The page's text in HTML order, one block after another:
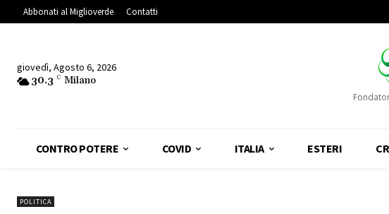
Abbonati al Miglioverde Contatti
giovedì, Agosto 6, 2026
30.3 C Milano
CONTRO POTERE COVID ITALIA ESTERI
POLITICA